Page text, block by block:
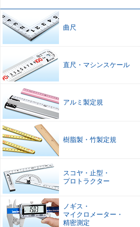
曲尺
直尺 ・ マシンスケール
アルミ製定規
樹脂製 ・ 竹製定規
スコヤ ・ 止型 ・
プロトラクター
ノギス ・
マイクロメーター ・
精密測定